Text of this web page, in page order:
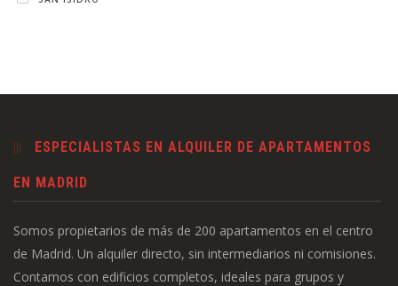
ESPECIALISTAS EN ALQUILER DE APARTAMENTOS
EN MADRID
Somos propietarios de más de 200 apartamentos en el centro
de Madrid. Un alquiler directo, sin intermediarios ni comisiones.
Contamos con edificios completos, ideales para grupos y